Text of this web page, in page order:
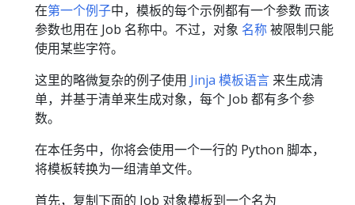
在第一个例子中，模板的每个示例都有一个参数 而该
参数也用在 Job 名称中。不过，对象 名称被限制只能
使用某些字符。
这里的略微复杂的例子使用 Jinja 模板语言 来生成清
单，并基于清单来生成对象，每个 Job 都有多个参
数。
在本任务中，你将会使用一个一行的 Python 脚本，
将模板转换为一组清单文件。
首先，复制下面的 Job 对象模板到一个名为